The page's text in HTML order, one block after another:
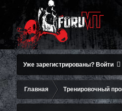
Уже зарегистрированы? Войти
Главная Тренировочный